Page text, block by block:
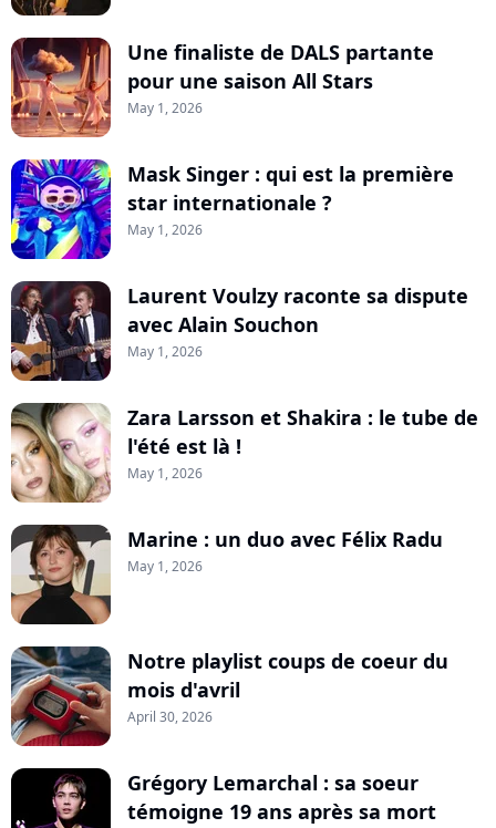
Une finaliste de DALS partante
pour une saison All Stars
May 1, 2026
Mask Singer : qui est la première
star internationale ?
May 1, 2026
Laurent Voulzy raconte sa dispute
avec Alain Souchon
May 1, 2026
Zara Larsson et Shakira : le tube de
l'été est là !
May 1, 2026
Marine : un duo avec Félix Radu
May 1, 2026
Notre playlist coups de coeur du
mois d'avril
April 30, 2026
Grégory Lemarchal : sa soeur
témoigne 19 ans après sa mort